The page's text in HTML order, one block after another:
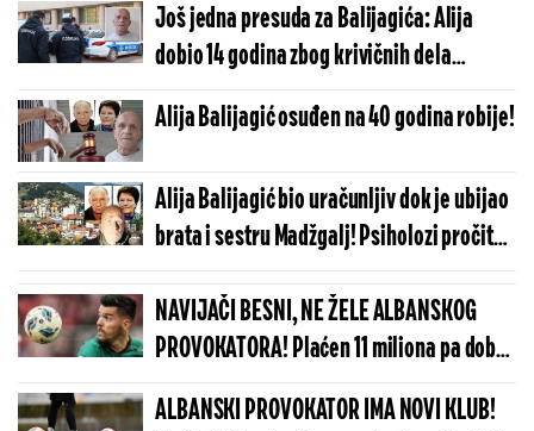
Još jedna presuda za Balijagića: Alija
dobio 14 godina zbog krivičnih dela
počinjenih u Srbiji (FOTO)
Alija Balijagić osuđen na 40 godina robije!
Alija Balijagić bio uračunljiv dok je ubijao
brata i sestru Madžgalj! Psiholozi pročitali
rezultate pred sudijom - ubica odmah
reagovao
NAVIJAČI BESNI, NE ŽELE ALBANSKOG
PROVOKATORA! Plaćen 11 miliona pa dobio
brutalnu poruku
ALBANSKI PROVOKATOR IMA NOVI KLUB!